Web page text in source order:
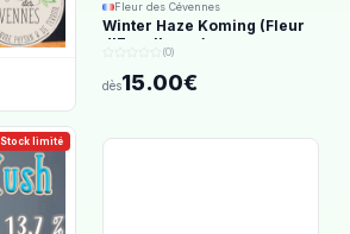
Fleur des Cévennes
Winter Haze Koming (Fleur
d'Excellence)
(0)
dès15.00€
Stock limité